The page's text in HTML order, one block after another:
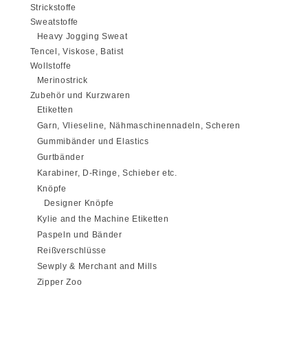
Strickstoffe
Sweatstoffe
Heavy Jogging Sweat
Tencel, Viskose, Batist
Wollstoffe
Merinostrick
Zubehör und Kurzwaren
Etiketten
Garn, Vlieseline, Nähmaschinennadeln, Scheren
Gummibänder und Elastics
Gurtbänder
Karabiner, D-Ringe, Schieber etc.
Knöpfe
Designer Knöpfe
Kylie and the Machine Etiketten
Paspeln und Bänder
Reißverschlüsse
Sewply & Merchant and Mills
Zipper Zoo